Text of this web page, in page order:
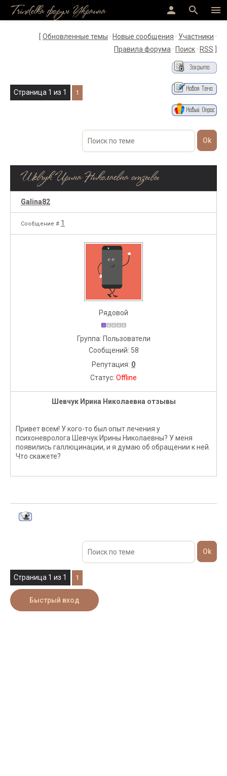
menu
search
person
Trindelka форум Украина
Обновленные темы · Новые сообщения · Участники ·
Правила форума · Поиск · RSS
Страница 1 из 1 1
Шевчук Ирина Николаевна отзывы
Galina82
Сообщение # 1
Рядовой
Группа: Пользователи
Сообщений: 58
Репутация: 0
Статус: Offline
Шевчук Ирина Николаевна отзывы
Привет всем! У кого-то был опыт лечения у
психоневролога Шевчук Ирины Николаевны? У меня
появились галлюцинации, и я думаю об обращении к ней.
Что скажете?
Страница 1 из 1 1